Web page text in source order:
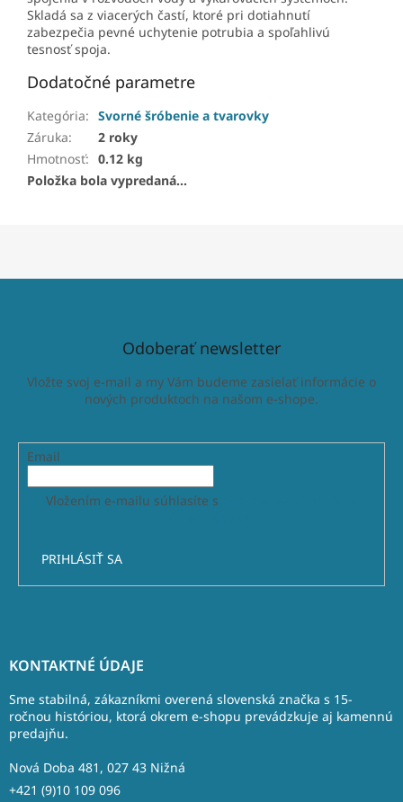
Skladá sa z viacerých častí, ktoré pri dotiahnutí
zabezpečia pevné uchytenie potrubia a spoľahlivú
tesnosť spoja.
Dodatočné parametre
Kategória: Svorné šróbenie a tvarovky
Záruka:
2 roky
Hmotnosť: 0.12 kg
Položka bola vypredaná…
Odoberať newsletter
Vložte svoj e-mail a my Vám budeme zasielať informácie o
nových produktoch na našom e-shope.
Email
Vložením e-mailu súhlasíte s
PRIHLÁSIŤ SA
KONTAKTNÉ ÚDAJE
Sme stabilná, zákazníkmi overená slovenská značka s 15-
ročnou históriou, ktorá okrem e-shopu prevádzkuje aj kamennú
predajňu.
Nová Doba 481, 027 43 Nižná
+421 (9)10 109 096